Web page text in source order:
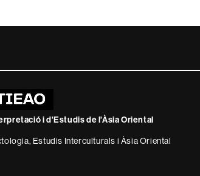
i d'Estudis de l'Àsia Oriental
Estudis Interculturals i Àsia Oriental